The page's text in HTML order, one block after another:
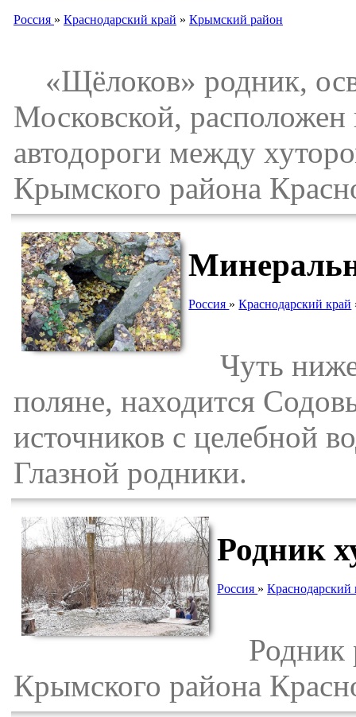
Россия » Краснодарский край » Крымский район
«Щёлоков» родник,
Московской, расположен
автодороги между
Крымского района
Россия »Краснодарский край
Чуть ниже
поляне, находится
источников с целебной
Глазной родники.
Родник
Россия »Краснодарский
Родник
Крымского района